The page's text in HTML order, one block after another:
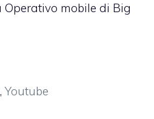
mobile di Big
,Youtube